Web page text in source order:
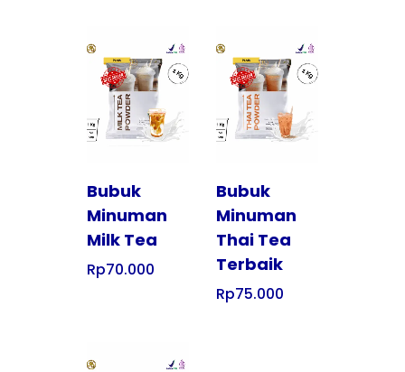
Tampilkan
Bubuk
Minuman
Milk Tea
Rp70.000
Tampilkan
Bubuk
Minuman
Thai Tea
Terbaik
Rp75.000